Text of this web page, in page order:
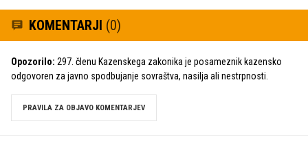
KOMENTARJI (0)
Opozorilo: 297. členu Kazenskega zakonika je posameznik kazensko
odgovoren za javno spodbujanje sovraštva, nasilja ali nestrpnosti.
PRAVILA ZA OBJAVO KOMENTARJEV